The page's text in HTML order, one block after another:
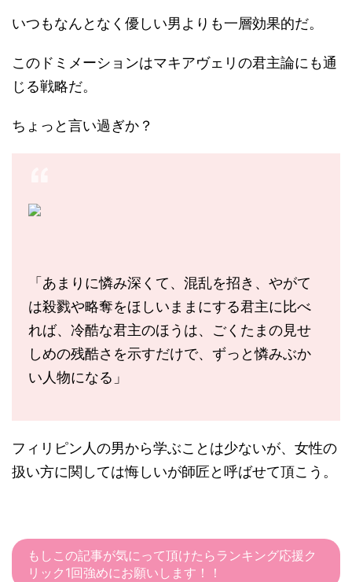
いつもなんとなく優しい男よりも一層効果的だ。
このドミメーションはマキアヴェリの君主論にも通
じる戦略だ。
ちょっと言い過ぎか？
「あまりに憐み深くて、混乱を招き、やがて
は殺戮や略奪をほしいままにする君主に比べ
れば、冷酷な君主のほうは、ごくたまの見せ
しめの残酷さを示すだけで、ずっと憐みぶか
い人物になる」
フィリピン人の男から学ぶことは少ないが、女性の
扱い方に関しては悔しいが師匠と呼ばせて頂こう。
もしこの記事が気にって頂けたらランキング応援ク
リック1回強めにお願いします！！